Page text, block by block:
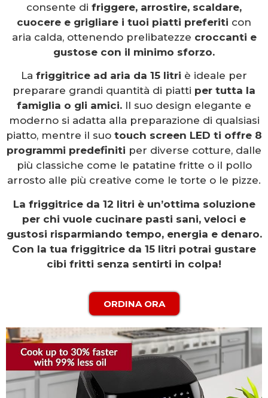
consente di friggere, arrostire, scaldare,
cuocere e grigliare i tuoi piatti preferiti con
aria calda, ottenendo prelibatezze croccanti e
gustose con il minimo sforzo.
La friggitrice ad aria da 15 litri è ideale per
preparare grandi quantità di piatti per tutta la
famiglia o gli amici. Il suo design elegante e
moderno si adatta alla preparazione di qualsiasi
piatto, mentre il suo touch screen LED ti offre 8
programmi predefiniti per diverse cotture, dalle
più classiche come le patatine fritte o il pollo
arrosto alle più creative come le torte o le pizze.
La friggitrice da 12 litri è un’ottima soluzione
per chi vuole cucinare pasti sani, veloci e
gustosi risparmiando tempo, energia e denaro.
Con la tua friggitrice da 15 litri potrai gustare
cibi fritti senza sentirti in colpa!
ORDINA ORA